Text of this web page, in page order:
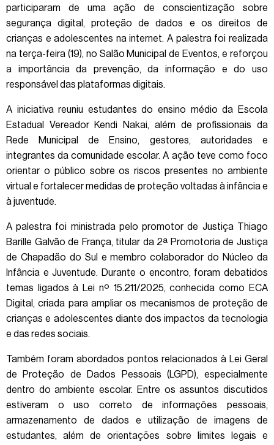
participaram de uma ação de conscientização sobre
segurança digital, proteção de dados e os direitos de
crianças e adolescentes na internet. A palestra foi realizada
na terça-feira (19), no Salão Municipal de Eventos, e reforçou
a importância da prevenção, da informação e do uso
responsável das plataformas digitais.
A iniciativa reuniu estudantes do ensino médio da Escola
Estadual Vereador Kendi Nakai, além de profissionais da
Rede Municipal de Ensino, gestores, autoridades e
integrantes da comunidade escolar. A ação teve como foco
orientar o público sobre os riscos presentes no ambiente
virtual e fortalecer medidas de proteção voltadas à infância e
à juventude.
A palestra foi ministrada pelo promotor de Justiça Thiago
Barille Galvão de França, titular da 2ª Promotoria de Justiça
de Chapadão do Sul e membro colaborador do Núcleo da
Infância e Juventude. Durante o encontro, foram debatidos
temas ligados à Lei nº 15.211/2025, conhecida como ECA
Digital, criada para ampliar os mecanismos de proteção de
crianças e adolescentes diante dos impactos da tecnologia
e das redes sociais.
Também foram abordados pontos relacionados à Lei Geral
de Proteção de Dados Pessoais (LGPD), especialmente
dentro do ambiente escolar. Entre os assuntos discutidos
estiveram o uso correto de informações pessoais,
armazenamento de dados e utilização de imagens de
estudantes, além de orientações sobre limites legais e